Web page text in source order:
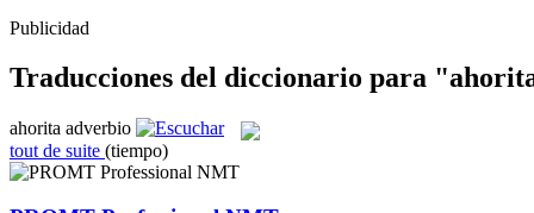
Publicidad
Traducciones del diccionario para
ahorita adverbio
tout de suite (tiempo)